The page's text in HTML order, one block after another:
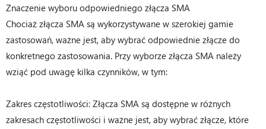
Znaczenie wyboru odpowiedniego złącza SMA
Chociaż złącza SMA są wykorzystywane w szerokiej gamie
zastosowań, ważne jest, aby wybrać odpowiednie złącze do
konkretnego zastosowania. Przy wyborze złącza SMA należy
wziąć pod uwagę kilka czynników, w tym:
Zakres częstotliwości: Złącza SMA są dostępne w różnych
zakresach częstotliwości i ważne jest, aby wybrać złącze, które